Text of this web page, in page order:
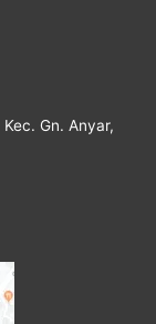
Gn. Anyar,